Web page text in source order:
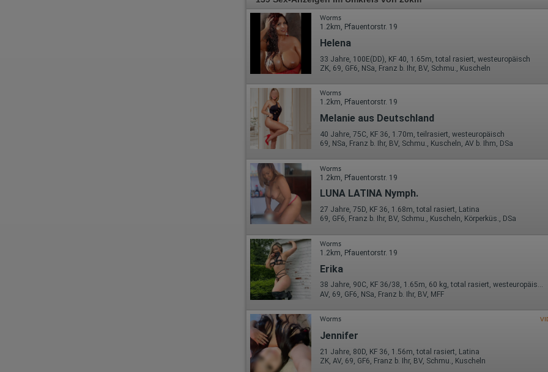
Worms
1.2km, Pfauentorstr. 19
Helena
33 Jahre, 100E(DD), KF 40, 1.65m, total rasiert, westeuropäisch
ZK, 69, GF6, NSa, Franz b. Ihr, BV, Schmu., Kuscheln
Worms
1.2km, Pfauentorstr. 19
Melanie aus Deutschland
40 Jahre, 75C, KF 36, 1.70m, teilrasiert, westeuropäisch
69, NSa, Franz b. Ihr, BV, Schmu., Kuscheln, AV b. Ihm, DSa
Worms
1.2km, Pfauentorstr. 19
LUNA LATINA Nymph.
27 Jahre, 75D, KF 36, 1.68m, total rasiert, Latina
69, GF6, Franz b. Ihr, BV, Schmu., Kuscheln, Körperküs., DSa
Worms
1.2km, Pfauentorstr. 19
Erika
38 Jahre, 90C, KF 36/38, 1.65m, 60 kg, total rasiert, westeuropäisch
AV, 69, GF6, NSa, Franz b. Ihr, BV, MFF
Worms
Jennifer
21 Jahre, 80D, KF 36, 1.56m, total rasiert, Latina
ZK, AV, 69, GF6, Franz b. Ihr, BV, Schmu., Kuscheln